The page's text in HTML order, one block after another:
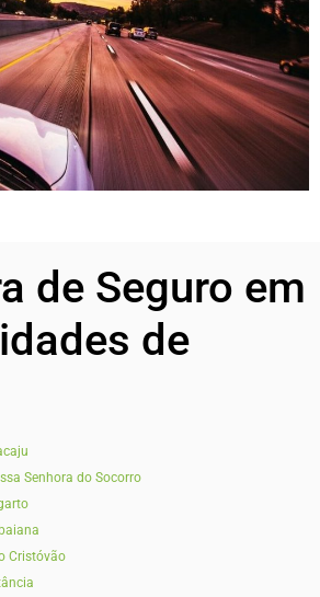
de Seguro em
de
Senhora do Socorro
Cristóvão